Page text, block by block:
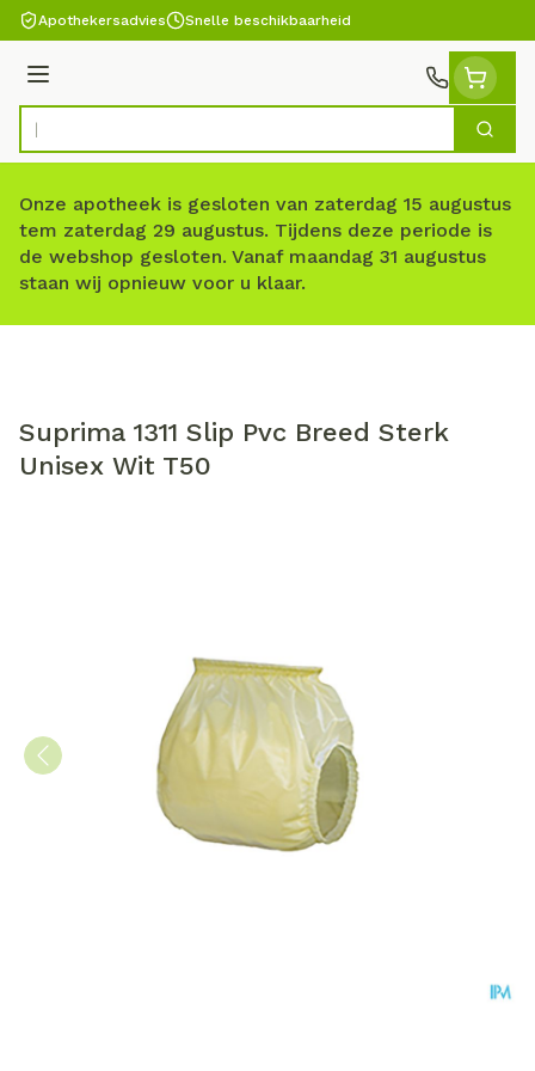
Ga naar de inhoud
Apothekersadvies Snelle beschikbaarheid
Menu
Product, merk, categorie... Zoek
Onze apotheek is gesloten van zaterdag 15 augustus
tem zaterdag 29 augustus. Tijdens deze periode is
de webshop gesloten. Vanaf maandag 31 augustus
staan wij opnieuw voor u klaar.
Suprima 1311 Slip Pvc Breed Sterk
Unisex Wit T50